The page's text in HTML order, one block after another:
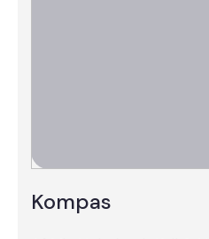
Kompas